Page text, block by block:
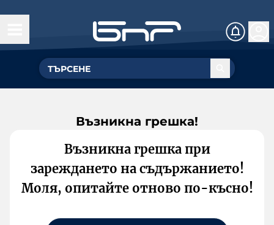
Възникна грешка!
Възникна грешка при
зареждането на съдържанието!
Моля, опитайте отново по-късно!